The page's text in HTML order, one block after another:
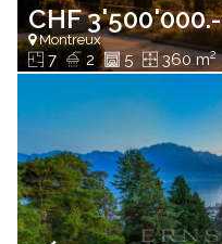
CHF 3'500'000.-
Montreux
7 2 5 360 m2